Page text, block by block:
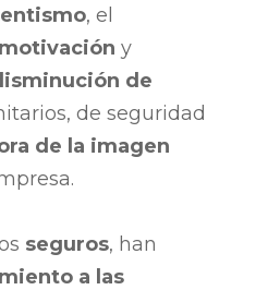
, el
y
de
de seguridad
de la imagen
seguros, han
a las